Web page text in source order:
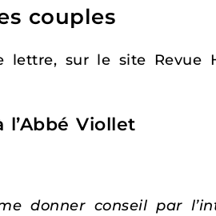
couples
lettre, sur le site Revue
Viollet
donner conseil par